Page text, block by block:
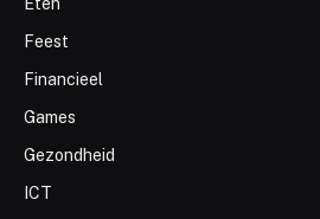
Eten
Feest
Financieel
Games
Gezondheid
ICT